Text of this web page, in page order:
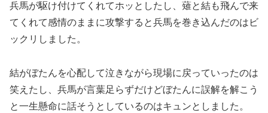
兵馬が駆け付けてくれてホッとしたし、薙と結も飛んで来
てくれて感情のままに攻撃すると兵馬を巻き込んだのはビ
ックリしました。
結がぼたんを心配して泣きながら現場に戻っていったのは
笑えたし、兵馬が言葉足らずだけどぼたんに誤解を解こう
と一生懸命に話そうとしているのはキュンとしました。